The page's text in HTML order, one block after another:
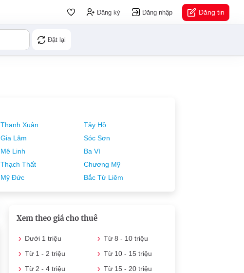
Đăng ký Đăng nhập Đăng tin
Đặt lại
Thanh Xuân
Tây Hồ
Gia Lâm
Sóc Sơn
Mê Linh
Ba Vì
Thạch Thất
Chương Mỹ
Mỹ Đức Bắc Từ Liêm
Xem theo giá cho thuê
Dưới 1 triệu
Từ 1 - 2 triệu
Từ 2 - 4 triệu
Từ 8 - 10 triệu
Từ 10 - 15 triệu
Từ 15 - 20 triệu